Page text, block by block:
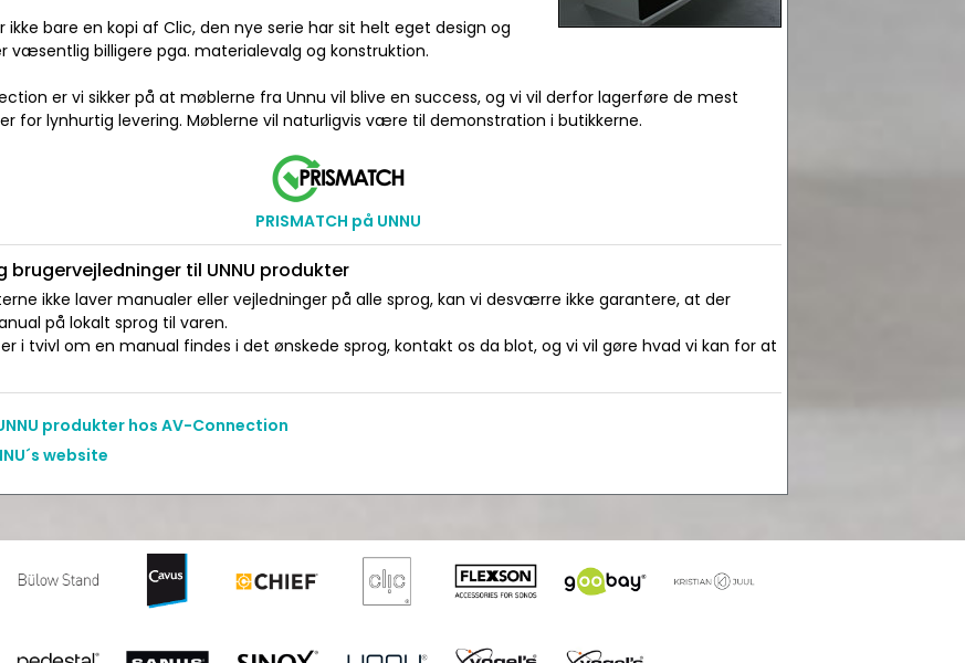
ikke bare en kopi af Clic, den nye serie har sit helt eget design og
væsentlig billigere pga. materialevalg og konstruktion.
er vi sikker på at møblerne fra Unnu vil blive en success, og vi vil derfor lagerføre de mest
for lynhurtig levering. Møblerne vil naturligvis være til demonstration i butikkerne.
PRISMATCH på UNNU
brugervejledninger til UNNU produkter
ikke laver manualer eller vejledninger på alle sprog, kan vi desværre ikke garantere, at der
på lokalt sprog til varen.
i tvivl om en manual findes i det ønskede sprog, kontakt os da blot, og vi vil gøre hvad vi kan for at
produkter hos AV-Connection
website